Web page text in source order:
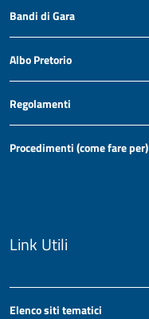
Bandi di Gara
Albo Pretorio
Regolamenti
Procedimenti (come fare per)
Link Utili
Elenco siti tematici